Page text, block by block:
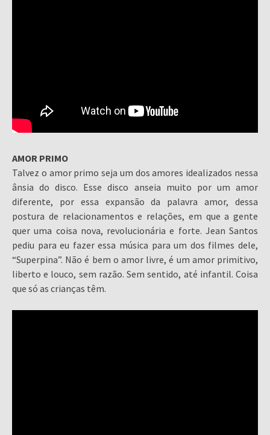
AMOR PRIMO
Talvez o amor primo seja um dos amores idealizados nessa
ânsia do disco. Esse disco anseia muito por um amor
diferente, por essa expansão da palavra amor, dessa
postura de relacionamentos e relações, em que a gente
quer uma coisa nova, revolucionária e forte. Jean Santos
pediu para eu fazer essa música para um dos filmes dele,
“Superpina”. Não é bem o amor livre, é um amor primitivo,
liberto e louco, sem razão. Sem sentido, até infantil. Coisa
que só as crianças têm.